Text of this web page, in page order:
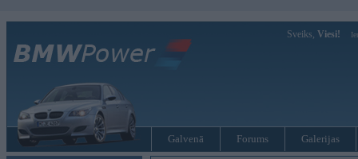
Sveiks, Viesi!
Galvenā Forums Galerijas